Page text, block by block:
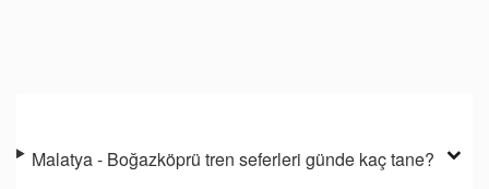
Malatya - Boğazköprü tren seferleri günde kaç tane?